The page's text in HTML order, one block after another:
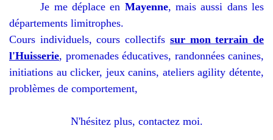
Je me déplace en Mayenne, mais aussi dans les
départements limitrophes.
Cours individuels, cours collectifs sur mon terrain de
l'Huisserie, promenades éducatives, randonnées canines,
initiations au clicker, jeux canins, ateliers agility détente,
problèmes de comportement,
N'hésitez plus, contactez moi.